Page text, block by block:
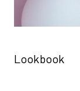
Lookbook